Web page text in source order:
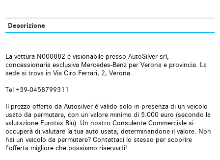
Blind spot monitor Bluetooth
Cerchi in lega
Chiamata automatica per
emergenze
Chiusura centralizzata
Chiusura centralizzata
telecomandata
Climatizzatore
Climatizzatore automatico, 3 zone Controllo elettronico della corsia
Descrizione
La vettura N000882 è visionabile presso AutoSilver srl,
concessionaria esclusiva Mercedes-Benz per Verona e provincia. La
sede si trova in Via Ciro Ferrari, 2, Verona.
Tel +39-0458799311
Il prezzo offerto da Autosilver è valido solo in presenza di un veicolo
usato da permutare, con un valore minimo di 5.000 euro (secondo la
valutazione Eurotax Blu). Un nostro Consulente Commerciale si
occuperà di valutare la tua auto usata, determinandone il valore. Non
hai un veicolo da permutare? Contattaci lo stesso per scoprire
l'offerta migliore che possiamo riservarti!